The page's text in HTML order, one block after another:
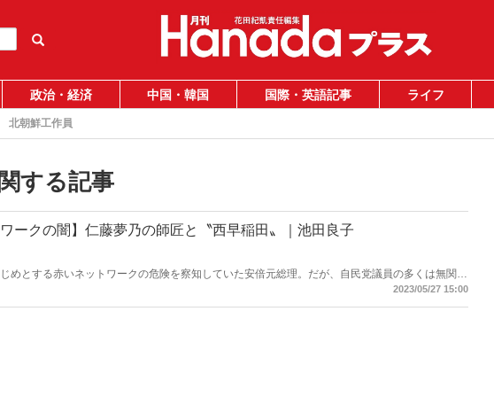
政治・経済 中国・韓国 国際・英語記事 ライフ
北朝鮮工作員
する記事
ワークの闇】仁藤夢乃の師匠と〝西早稲田〟｜池田良子
じめとする赤いネットワークの危険を察知していた安倍元総理。だが、自民党議員の多くは無関心
村晴男弁護士は言う。「詐欺師に一見して『悪い人』はいない。『いい人』だと思われなければ人
2023/05/27 15:00